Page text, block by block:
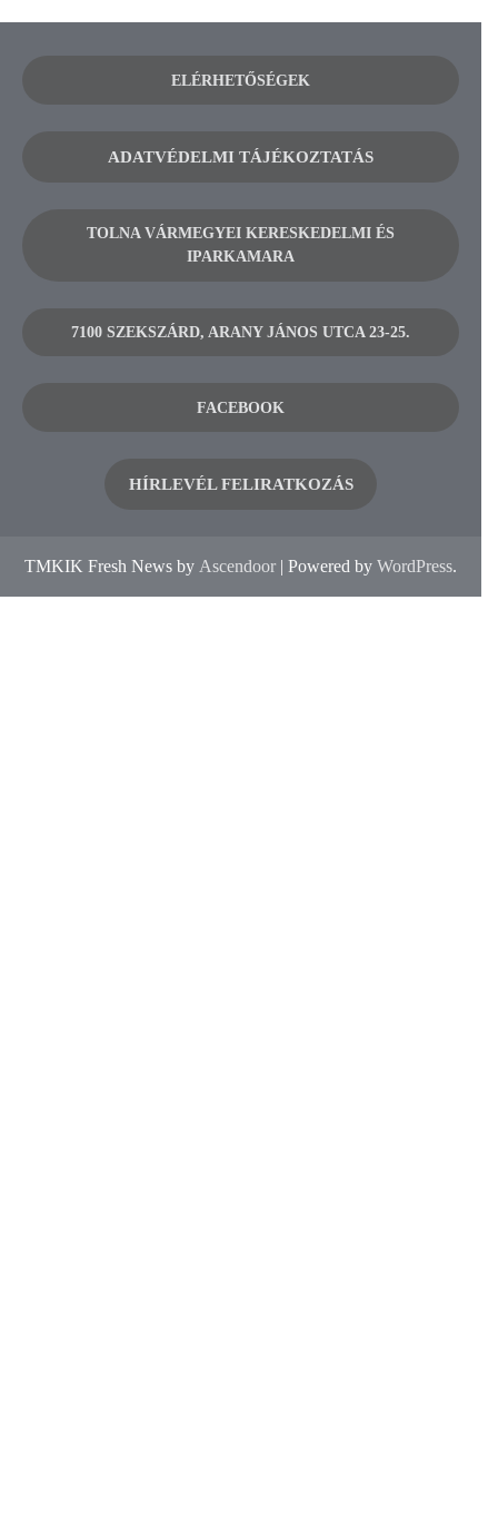
ELÉRHETŐSÉGEK
ADATVÉDELMI TÁJÉKOZTATÁS
TOLNA VÁRMEGYEI KERESKEDELMI ÉS
IPARKAMARA
7100 SZEKSZÁRD, ARANY JÁNOS UTCA 23-25.
FACEBOOK
HÍRLEVÉL FELIRATKOZÁS
TMKIK Fresh News by Ascendoor | Powered by WordPress.